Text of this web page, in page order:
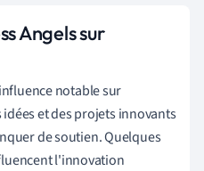
Angels sur
notable sur
et des projets innovants
de soutien. Quelques
l'innovation